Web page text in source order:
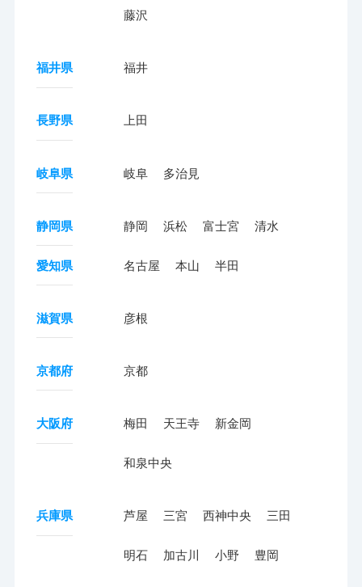
藤沢
福井県 福井
長野県 上田
岐阜県 岐阜 多治見
静岡県 静岡 浜松 富士宮 清水
愛知県 名古屋 本山 半田
滋賀県 彦根
京都府 京都
大阪府 梅田 天王寺 新金岡
和泉中央
兵庫県 芦屋 三宮 西神中央 三田
明石 加古川 小野 豊岡